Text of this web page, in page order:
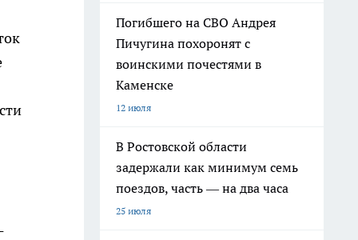
Погибшего на СВО Андрея
Пичугина похоронят с
воинскими почестями в
Каменске
12 июля
В Ростовской области
задержали как минимум семь
поездов, часть — на два часа
25 июля